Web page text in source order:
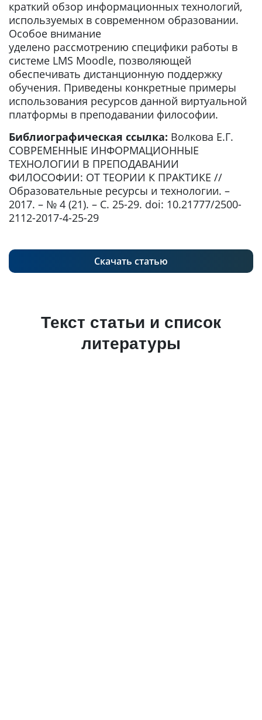
краткий обзор информационных технологий,
используемых в современном образовании.
Особое внимание
уделено рассмотрению специфики работы в
системе LMS Moodle, позволяющей
обеспечивать дистанционную поддержку
обучения. Приведены конкретные примеры
использования ресурсов данной виртуальной
платформы в преподавании философии.
Библиографическая ссылка: Волкова Е.Г.
СОВРЕМЕННЫЕ ИНФОРМАЦИОННЫЕ
ТЕХНОЛОГИИ В ПРЕПОДАВАНИИ
ФИЛОСОФИИ: ОТ ТЕОРИИ К ПРАКТИКЕ //
Образовательные ресурсы и технологии. –
2017. – № 4 (21). – С. 25-29. doi: 10.21777/2500-
2112-2017-4-25-29
Скачать статью
Текст статьи и список
литературы